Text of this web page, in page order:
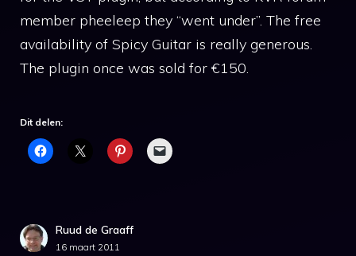
member pheeleep they “went under”. The free
availability of Spicy Guitar is really generous.
The plugin once was sold for €150.
Dit delen:
Ruud de Graaff
16 maart 2011